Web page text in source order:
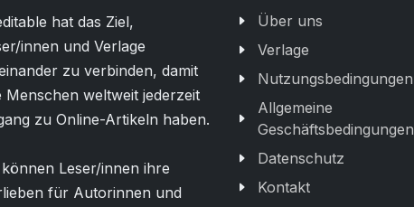
hat das Ziel,
innen und Verlage
zu verbinden, damit
Menschen weltweit jederzeit
zu Online-Artikeln haben.
Leser/innen ihre
für Autorinnen und
Über uns
Verlage
Nutzungsbedingungen
Allgemeine
Geschäftsbedingungen
Datenschutz
Kontakt